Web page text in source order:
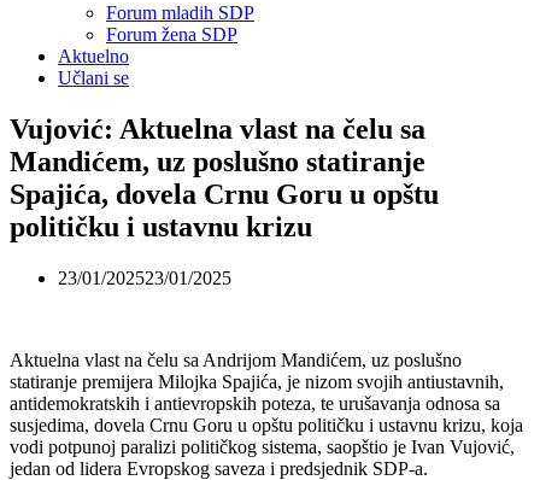
Forum mladih SDP
Forum žena SDP
Aktuelno
Učlani se
Vujović: Aktuelna vlast na čelu sa
Mandićem, uz poslušno statiranje
Spajića, dovela Crnu Goru u opštu
političku i ustavnu krizu
23/01/202523/01/2025
Aktuelna vlast na čelu sa Andrijom Mandićem, uz poslušno
statiranje premijera Milojka Spajića, je nizom svojih antiustavnih,
antidemokratskih i antievropskih poteza, te urušavanja odnosa sa
susjedima, dovela Crnu Goru u opštu političku i ustavnu krizu, koja
vodi potpunoj paralizi političkog sistema, saopštio je Ivan Vujović,
jedan od lidera Evropskog saveza i predsjednik SDP-a.